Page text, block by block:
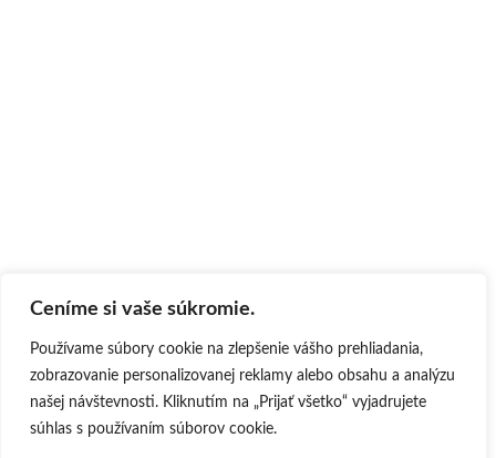
Ceníme si vaše súkromie.
Používame súbory cookie na zlepšenie vášho prehliadania,
zobrazovanie personalizovanej reklamy alebo obsahu a analýzu
našej návštevnosti. Kliknutím na „Prijať všetko“ vyjadrujete
súhlas s používaním súborov cookie.